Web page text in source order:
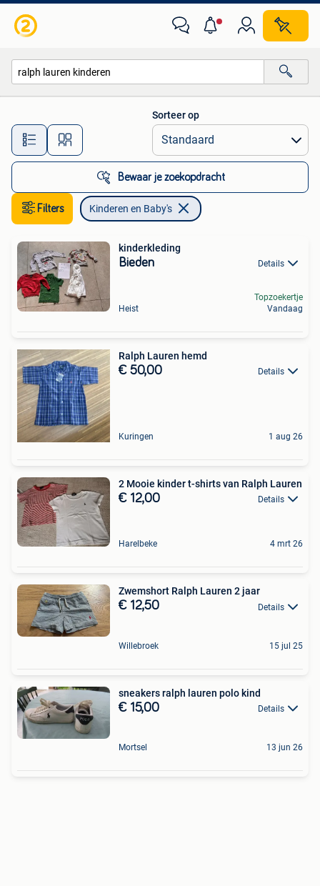
Alle afstanden…
Sorteer op
Bewaar je zoekopdracht
Filters Kinderen en Baby's
kinderkleding
Bieden Details
Heist
Topzoekertje
Vandaag
Ralph Lauren hemd
€ 50,00 Details
Kuringen 1 aug 26
2 Mooie kinder t-shirts van Ralph Lauren
€ 12,00 Details
Harelbeke 4 mrt 26
Zwemshort Ralph Lauren 2 jaar
€ 12,50 Details
Willebroek 15 jul 25
sneakers ralph lauren polo kind
€ 15,00 Details
Mortsel 13 jun 26